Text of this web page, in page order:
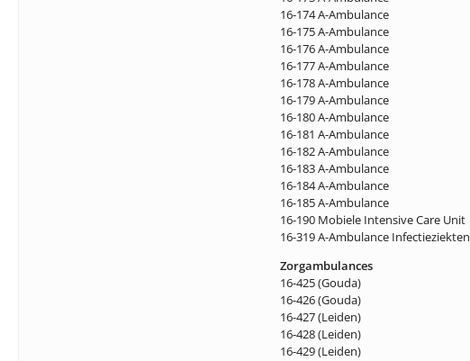
16-174 A-Ambulance
16-175 A-Ambulance
16-176 A-Ambulance
16-177 A-Ambulance
16-178 A-Ambulance
16-179 A-Ambulance
16-180 A-Ambulance
16-181 A-Ambulance
16-182 A-Ambulance
16-183 A-Ambulance
16-184 A-Ambulance
16-185 A-Ambulance
16-190 Mobiele Intensive Care Unit
16-319 A-Ambulance Infectieziekten
Zorgambulances
16-425 (Gouda)
16-426 (Gouda)
16-427 (Leiden)
16-428 (Leiden)
16-429 (Leiden)